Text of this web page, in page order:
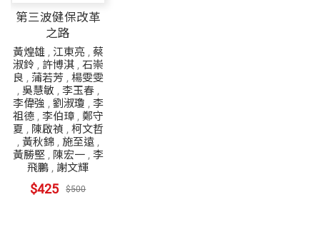
第三波健保改革
之路
黃煌雄, 江東亮 , 蔡
淑鈴, 許博淇, 石崇
良 , 蒲若芳, 楊雯雯
, 吳慧敏 , 李玉春,
李偉強 , 劉淑瓊 , 李
祖德, 李伯璋, 鄭守
夏 , 陳啟禎 , 柯文哲
, 黃秋錦, 施至遠,
黃勝堅, 陳宏一, 李
飛鵬 , 謝文輝
$425 $500